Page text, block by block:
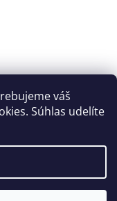
váš
Súhlas udelíte
potreby nám